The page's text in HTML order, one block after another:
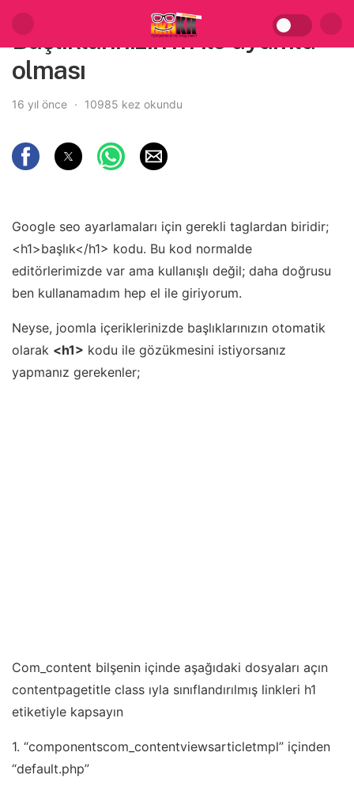
Başlıklarınızın h1 ile uyumlu
olması
16 yıl önce 10985 kez okundu
Google seo ayarlamaları için gerekli taglardan biridir;
<h1>başlık</h1> kodu. Bu kod normalde
editörlerimizde var ama kullanışlı değil; daha doğrusu
ben kullanamadım hep el ile giriyorum.
Neyse, joomla içeriklerinizde başlıklarınızın otomatik
olarak <h1> kodu ile gözükmesini istiyorsanız
yapmanız gerekenler;
Com_content bilşenin içinde aşağıdaki dosyaları açın
contentpagetitle class ıyla sınıflandırılmış linkleri h1
etiketiyle kapsayın
1. “componentscom_contentviewsarticletmpl” içinden
“default.php”